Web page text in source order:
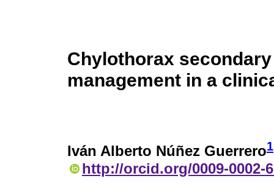
Chylothorax
management in a
Iván Alberto Núñez Guerrero1
http://orcid.org/0009-0002-